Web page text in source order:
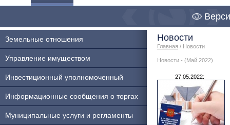
Земельные отношения
Управление имуществом
Инвестиционный уполномоченный
Информационные сообщения о торгах
Муниципальные услуги и регламенты
Новости
Главная / Новости
Новости - (Май 2022)
27.05.2022: